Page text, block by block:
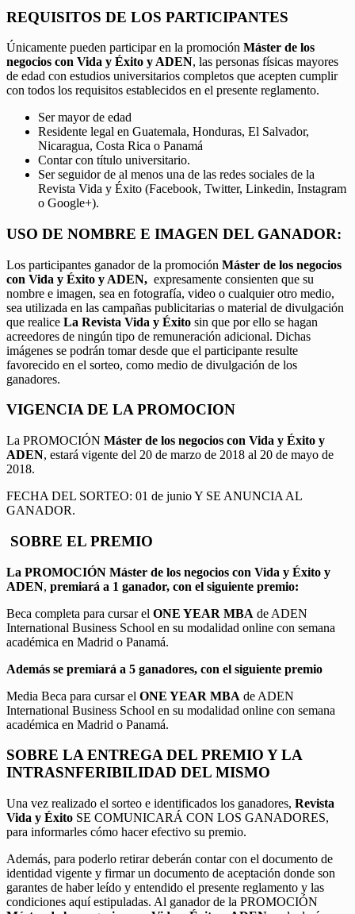
REQUISITOS DE LOS PARTICIPANTES
Únicamente pueden participar en la promoción Máster de los
negocios con Vida y Éxito y ADEN, las personas físicas mayores
de edad con estudios universitarios completos que acepten cumplir
con todos los requisitos establecidos en el presente reglamento.
Ser mayor de edad
Residente legal en Guatemala, Honduras, El Salvador,
Nicaragua, Costa Rica o Panamá
Contar con título universitario.
Ser seguidor de al menos una de las redes sociales de la
Revista Vida y Éxito (Facebook, Twitter, Linkedin, Instagram
o Google+).
USO DE NOMBRE E IMAGEN DEL GANADOR:
Los participantes ganador de la promoción Máster de los negocios
con Vida y Éxito y ADEN, expresamente consienten que su
nombre e imagen, sea en fotografía, video o cualquier otro medio,
sea utilizada en las campañas publicitarias o material de divulgación
que realice La Revista Vida y Éxito sin que por ello se hagan
acreedores de ningún tipo de remuneración adicional. Dichas
imágenes se podrán tomar desde que el participante resulte
favorecido en el sorteo, como medio de divulgación de los
ganadores.
VIGENCIA DE LA PROMOCION
La PROMOCIÓN Máster de los negocios con Vida y Éxito y
ADEN, estará vigente del 20 de marzo de 2018 al 20 de mayo de
2018.
FECHA DEL SORTEO: 01 de junio Y SE ANUNCIA AL
GANADOR.
SOBRE EL PREMIO
La PROMOCIÓN Máster de los negocios con Vida y Éxito y
ADEN, premiará a 1 ganador, con el siguiente premio:
Beca completa para cursar el ONE YEAR MBA de ADEN
International Business School en su modalidad online con semana
académica en Madrid o Panamá.
Además se premiará a 5 ganadores, con el siguiente premio
Media Beca para cursar el ONE YEAR MBA de ADEN
International Business School en su modalidad online con semana
académica en Madrid o Panamá.
SOBRE LA ENTREGA DEL PREMIO Y LA
INTRASNFERIBILIDAD DEL MISMO
Una vez realizado el sorteo e identificados los ganadores, Revista
Vida y Éxito SE COMUNICARÁ CON LOS GANADORES,
para informarles cómo hacer efectivo su premio.
Además, para poderlo retirar deberán contar con el documento de
identidad vigente y firmar un documento de aceptación donde son
garantes de haber leído y entendido el presente reglamento y las
condiciones aquí estipuladas. Al ganador de la PROMOCIÓN